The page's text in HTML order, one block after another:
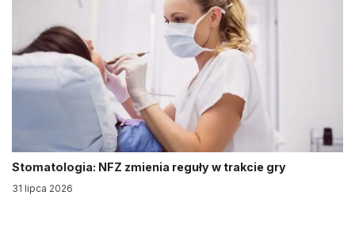
Stomatologia: NFZ zmienia reguły w trakcie gry
31 lipca 2026